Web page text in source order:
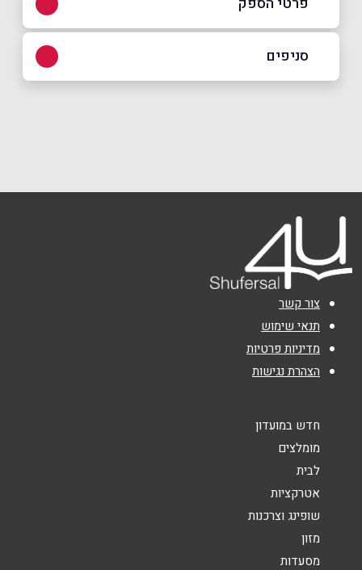
באתר בפייסבוק באינסטגרם
טלפון
אימייל*
נושא*
אנא חזרו אלי בקשר ל...
סניפים
צור קשר
תנאי שימוש
מדיניות פרטיות
הצהרת נגישות
חדש במועדון
מומלצים
לבית
אטרקציות
שופינג וצרכנות
מזון
מסעדות